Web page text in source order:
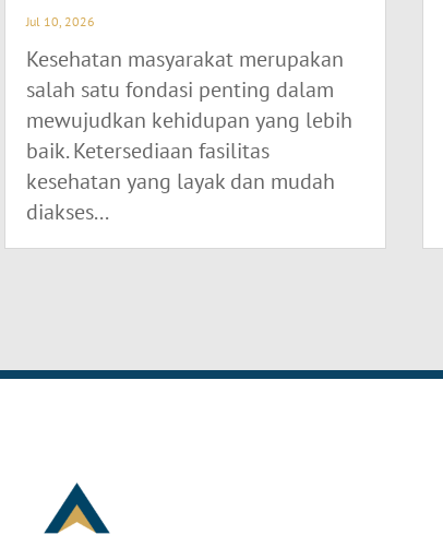
Jul 10, 2026
Kesehatan masyarakat merupakan
salah satu fondasi penting dalam
mewujudkan kehidupan yang lebih
baik. Ketersediaan fasilitas
kesehatan yang layak dan mudah
diakses...